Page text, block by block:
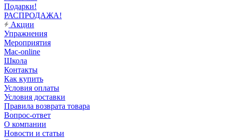
Подарки!
РАСПРОДАЖА!
Акции
Упражнения
Мероприятия
Mac-online
Школа
Контакты
Как купить
Условия оплаты
Условия доставки
Правила возврата товара
Вопрос-ответ
О компании
Новости и статьи